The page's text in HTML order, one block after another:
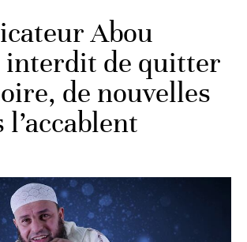
Abou
interdit de quitter
de nouvelles